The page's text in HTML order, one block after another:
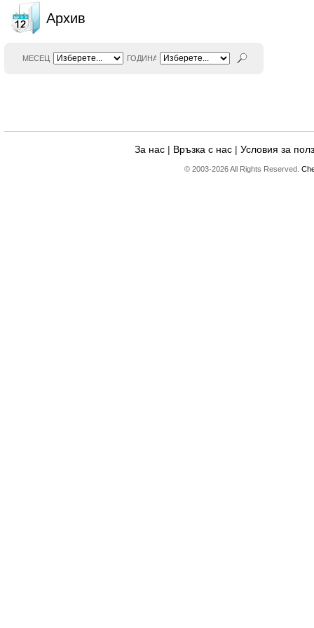
Архив
МЕСЕЦ ГОДИНА
За нас | Връзка с нас |Условия за
© 2003-2026 All Rights Reserved.